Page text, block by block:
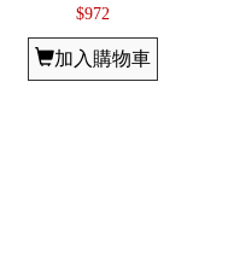
$972
加入購物車